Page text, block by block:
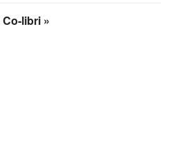
Co-libri »